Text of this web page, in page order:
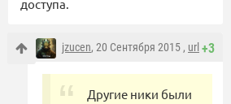
доступа.
+3
jzucen, 20 Сентября 2015 , url
Другие ники были